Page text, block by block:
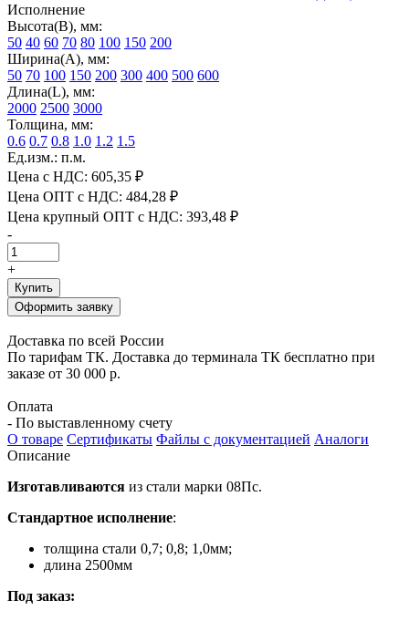
Исполнение
Высота(В), мм:
50 40 60 70 80 100 150 200
Ширина(А), мм:
50 70 100 150 200 300 400 500 600
Длина(L), мм:
2000 2500 3000
Толщина, мм:
0.6 0.7 0.8 1.0 1.2 1.5
Ед.изм.: п.м.
Цена с НДС: 605,35 ₽
Цена ОПТ с НДС: 484,28 ₽
Цена крупный ОПТ с НДС: 393,48 ₽
-
+
Купить
Оформить заявку
Доставка по всей России
По тарифам ТК. Доставка до терминала ТК бесплатно при
заказе от 30 000 р.
Оплата
- По выставленному счету
О товаре Сертификаты Файлы с документацией Аналоги
Описание
Изготавливаются из стали марки 08Пс.
Стандартное исполнение:
толщина стали 0,7; 0,8; 1,0мм;
длина 2500мм
Под заказ: